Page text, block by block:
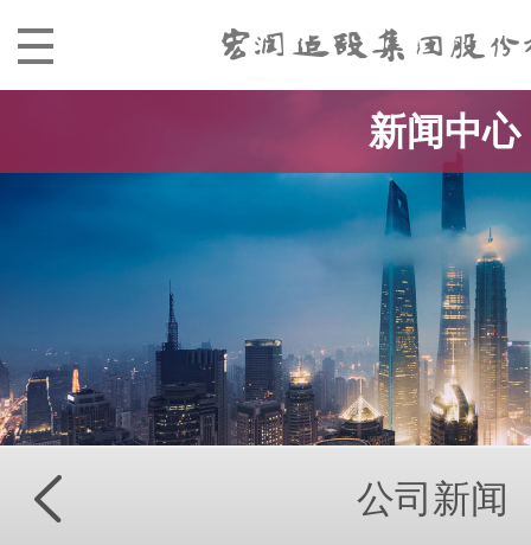
新闻中心
公司新闻